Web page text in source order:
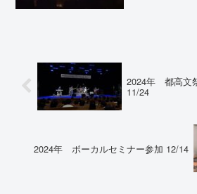
2024年 都高文
11/24
2024年 ボーカルセミナー参加 12/14